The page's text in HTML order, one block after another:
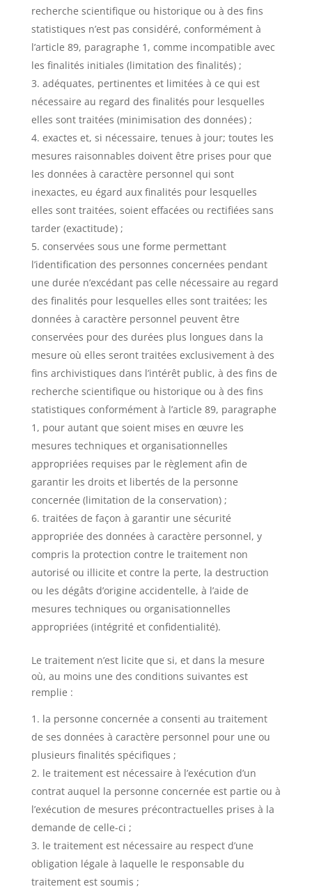
recherche scientifique ou historique ou à des fins
statistiques n’est pas considéré, conformément à
l’article 89, paragraphe 1, comme incompatible avec
les finalités initiales (limitation des finalités) ;
adéquates, pertinentes et limitées à ce qui est
nécessaire au regard des finalités pour lesquelles
elles sont traitées (minimisation des données) ;
exactes et, si nécessaire, tenues à jour; toutes les
mesures raisonnables doivent être prises pour que
les données à caractère personnel qui sont
inexactes, eu égard aux finalités pour lesquelles
elles sont traitées, soient effacées ou rectifiées sans
tarder (exactitude) ;
conservées sous une forme permettant
l’identification des personnes concernées pendant
une durée n’excédant pas celle nécessaire au regard
des finalités pour lesquelles elles sont traitées; les
données à caractère personnel peuvent être
conservées pour des durées plus longues dans la
mesure où elles seront traitées exclusivement à des
fins archivistiques dans l’intérêt public, à des fins de
recherche scientifique ou historique ou à des fins
statistiques conformément à l’article 89, paragraphe
1, pour autant que soient mises en œuvre les
mesures techniques et organisationnelles
appropriées requises par le règlement afin de
garantir les droits et libertés de la personne
concernée (limitation de la conservation) ;
traitées de façon à garantir une sécurité
appropriée des données à caractère personnel, y
compris la protection contre le traitement non
autorisé ou illicite et contre la perte, la destruction
ou les dégâts d’origine accidentelle, à l’aide de
mesures techniques ou organisationnelles
appropriées (intégrité et confidentialité).
Le traitement n’est licite que si, et dans la mesure
où, au moins une des conditions suivantes est
remplie :
la personne concernée a consenti au traitement
de ses données à caractère personnel pour une ou
plusieurs finalités spécifiques ;
le traitement est nécessaire à l’exécution d’un
contrat auquel la personne concernée est partie ou à
l’exécution de mesures précontractuelles prises à la
demande de celle-ci ;
le traitement est nécessaire au respect d’une
obligation légale à laquelle le responsable du
traitement est soumis ;